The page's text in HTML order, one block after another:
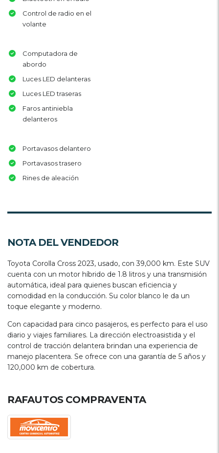
Control de radio en el
volante
Computadora de
abordo
Luces LED delanteras
Luces LED traseras
Faros antiniebla
delanteros
Portavasos delantero
Portavasos trasero
Rines de aleación
NOTA DEL VENDEDOR
Toyota Corolla Cross 2023, usado, con 39,000 km. Este SUV
cuenta con un motor híbrido de 1.8 litros y una transmisión
automática, ideal para quienes buscan eficiencia y
comodidad en la conducción. Su color blanco le da un
toque elegante y moderno.
Con capacidad para cinco pasajeros, es perfecto para el uso
diario y viajes familiares. La dirección electroasistida y el
control de tracción delantera brindan una experiencia de
manejo placentera. Se ofrece con una garantía de 5 años y
120,000 km de cobertura.
RAFAUTOS COMPRAVENTA